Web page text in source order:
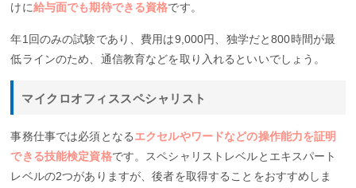
けに給与面でも期待できる資格です。
年1回のみの試験であり、費用は9,000円、独学だと800時間が最
低ラインのため、通信教育などを取り入れるといいでしょう。
マイクロオフィススペシャリスト
事務仕事では必須となるエクセルやワードなどの操作能力を証明
できる技能検定資格です。スペシャリストレベルとエキスパート
レベルの2つがありますが、後者を取得することをおすすめしま